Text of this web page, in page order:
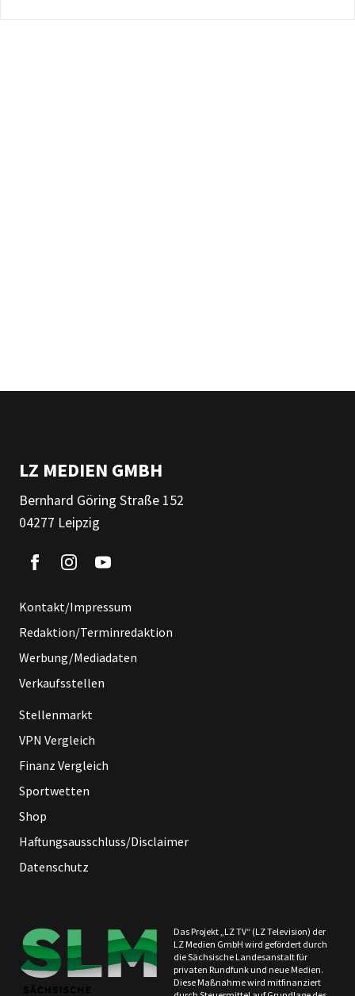
LZ MEDIEN GMBH
Bernhard Göring Straße 152
04277 Leipzig
Kontakt/Impressum
Redaktion/Terminredaktion
Werbung/Mediadaten
Verkaufsstellen
Stellenmarkt
VPN Vergleich
Finanz Vergleich
Sportwetten
Shop
Haftungsausschluss/Disclaimer
Datenschutz
Das Projekt „LZ TV“ (LZ Television) der
LZ Medien GmbH wird gefördert durch
die Sächsische Landesanstalt für
privaten Rundfunk und neue Medien.
Diese Maßnahme wird mitfinanziert